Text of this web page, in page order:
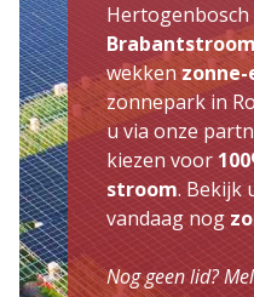
wekken
zonnepark in
u via onze
kiezen voor
stroom. Bekijk
vandaag nog
Nog geen lid?